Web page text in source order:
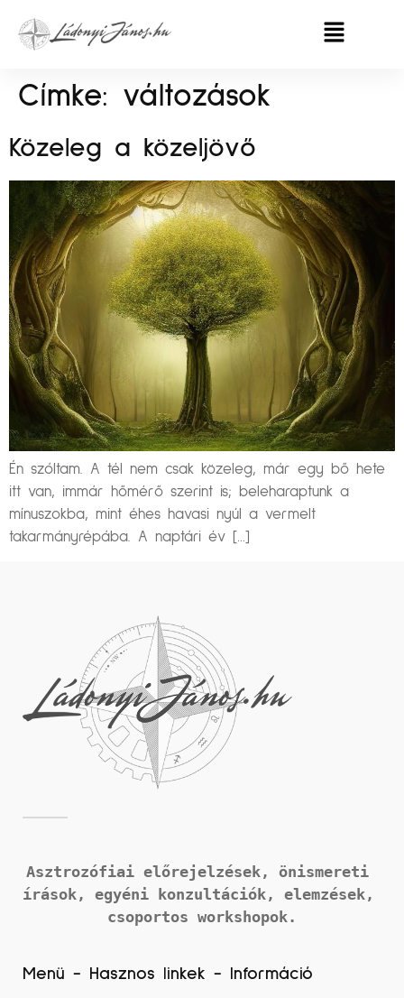
Címke: változások
Közeleg a közeljövő
Én szóltam. A tél nem csak közeleg, már egy bő hete
itt van, immár hőmérő szerint is; beleharaptunk a
mínuszokba, mint éhes havasi nyúl a vermelt
takarmányrépába. A naptári év […]
Asztrozófiai előrejelzések, önismereti
írások,
csoportos workshopok.
Menü - Hasznos linkek - Információ